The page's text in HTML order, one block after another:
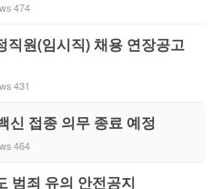
474
직원(임시직) 채용 연장공고
431
신 접종 의무 종료 예정
464
범죄 유의 안전공지